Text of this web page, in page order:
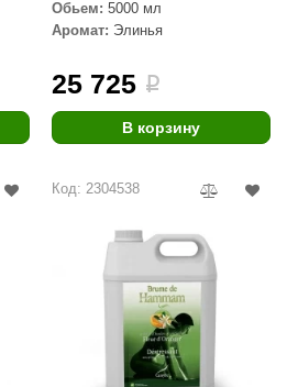
Обьем: 5000 мл
Аромат: Элинья
25 725 i
В корзину
Код: 2304538